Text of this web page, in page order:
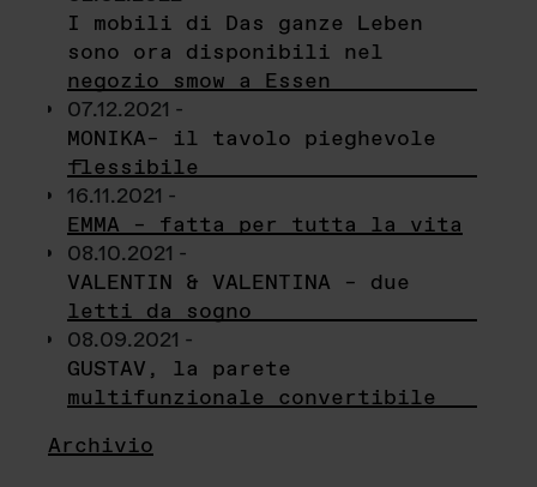
I mobili di Das ganze Leben
sono ora disponibili nel
negozio smow a Essen
07.12.2021 -
MONIKA– il tavolo pieghevole
flessibile
16.11.2021 -
EMMA – fatta per tutta la vita
08.10.2021 -
VALENTIN & VALENTINA – due
letti da sogno
08.09.2021 -
GUSTAV, la parete
multifunzionale convertibile
Archivio